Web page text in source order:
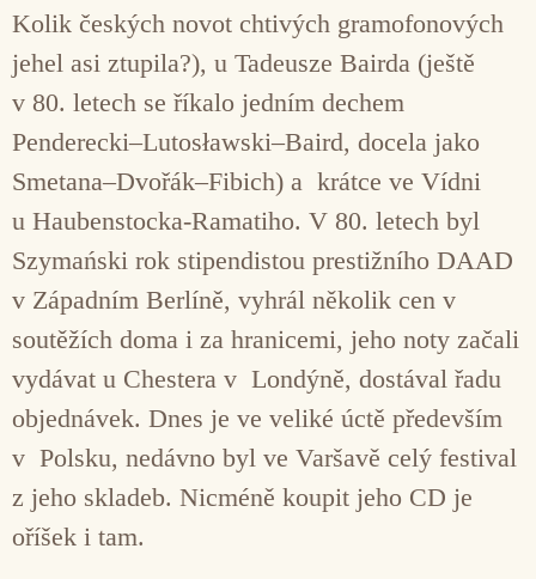
Kolik českých novot chtivých gramofonových
jehel asi ztupila?), u Tadeusze Bairda (ještě
v 80. letech se říkalo jedním dechem
Penderecki–Lutosławski–Baird, docela jako
Smetana–Dvořák–Fibich) a krátce ve Vídni
u Haubenstocka-Ramatiho. V 80. letech byl
Szymański rok stipendistou prestižního DAAD
v Západním Berlíně, vyhrál několik cen v
soutěžích doma i za hranicemi, jeho noty začali
vydávat u Chestera v Londýně, dostával řadu
objednávek. Dnes je ve veliké úctě především
v Polsku, nedávno byl ve Varšavě celý festival
z jeho skladeb. Nicméně koupit jeho CD je
oříšek i tam.